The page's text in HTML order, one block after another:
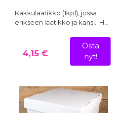
Kakkulaatikko (1kpl), jossa
erikseen laatikko ja kansi. H…
4,15 €
Osta
nyt!